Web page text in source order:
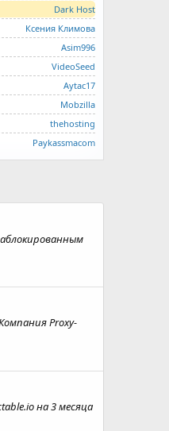
Dark Host
Ксения Климова
Asim996
VideoSeed
Aytac17
Mobzilla
thehosting
Paykassmacom
Proxy-
на 3 месяца